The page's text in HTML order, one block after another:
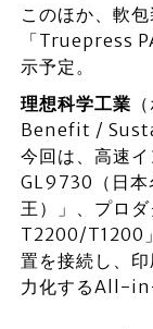
このほか、軟
「Truepress
示予定。
理想科学工業
Benefit /
今回は、高速
GL9730（日本
王）」、プロ
T2200/T1200
置を接続し、
力化するAll-in-